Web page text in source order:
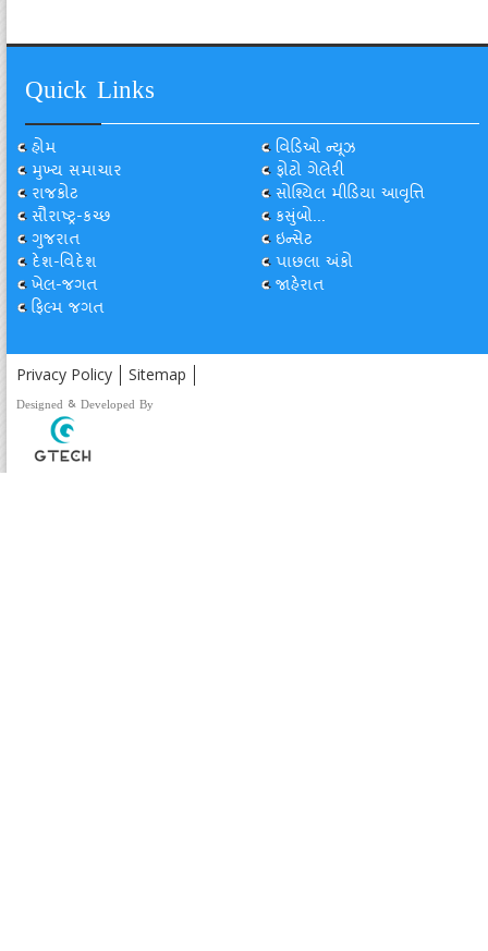
Quick Links
હોમ
મુખ્ય સમાચાર
રાજકોટ
સૌરાષ્ટ્ર-કચ્છ
ગુજરાત
દેશ-વિદેશ
ખેલ-જગત
ફિલ્મ જગત
વિડિઓ ન્યૂઝ
ફોટો ગેલેરી
સોશ્યિલ મીડિયા આવૃત્તિ
કસુંબો...
ઇન્સેટ
પાછલા અંકો
જાહેરાત
Privacy Policy Sitemap
Designed & Developed By